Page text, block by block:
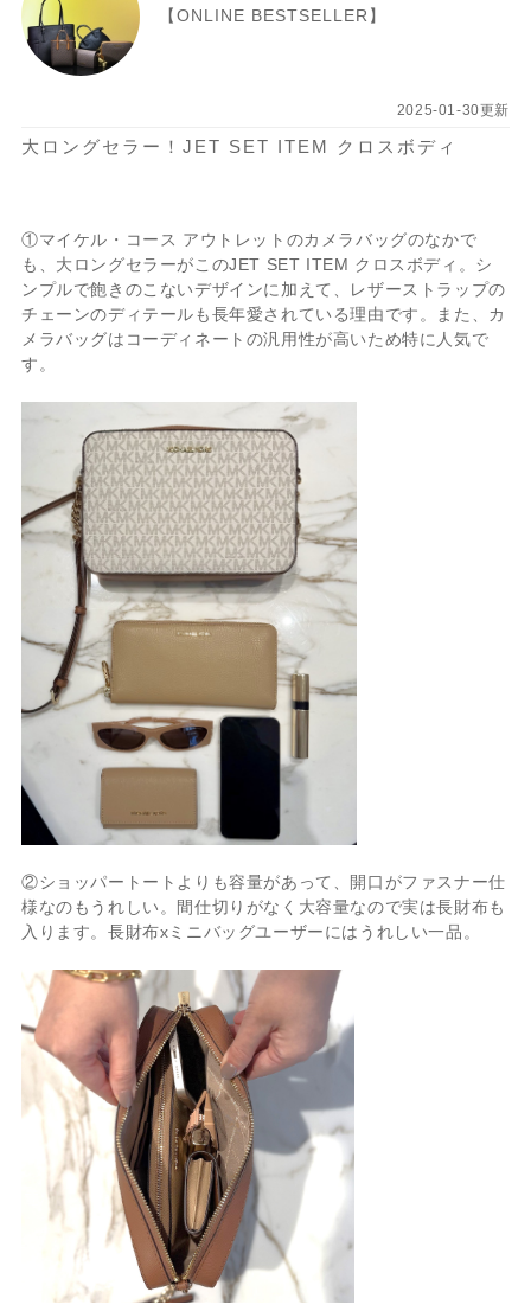
【ONLINE BESTSELLER】
2025-01-30更新
大ロングセラー！JET SET ITEM クロスボディ
①マイケル・コース アウトレットのカメラバッグのなかで
も、大ロングセラーがこのJET SET ITEM クロスボディ。 シ
ンプルで飽きのこないデザインに加えて、 レザーストラップの
チェーンのディテールも長年愛されている理由です。また、 カ
メラバッグはコーディネートの汎用性が高いため特に人気で
す。
②ショッパートートよりも容量があって、開口がファスナー仕
様なのもうれしい。間仕切りがなく大容量なので実は長財布も
入ります。長財布xミニバッグユーザーにはうれしい一品。